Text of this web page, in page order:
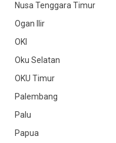
Nusa Tenggara Timur
Ogan Ilir
OKI
Oku Selatan
OKU Timur
Palembang
Palu
Papua